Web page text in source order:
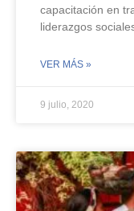
capacitación en
liderazgos
VER MÁS »
9 julio, 2020